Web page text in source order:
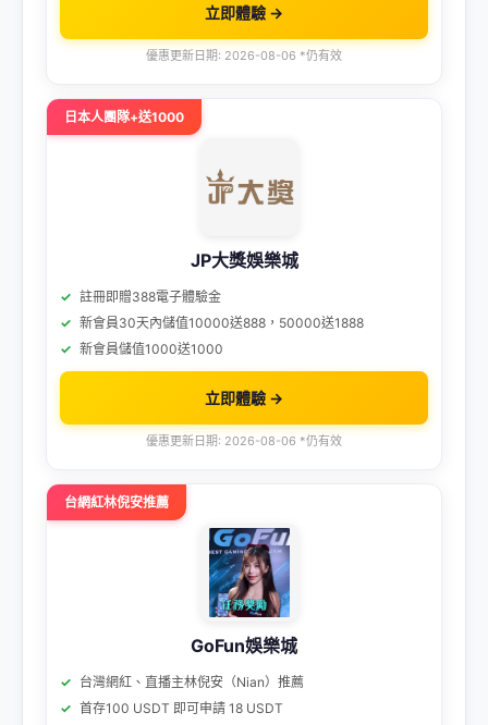
立即體驗 →
優惠更新日期: 2026-08-06 *仍有效
日本人團隊+送1000
JP大獎娛樂城
註冊即贈388電子體驗金
新會員30天內儲值10000送888，50000送1888
新會員儲值1000送1000
立即體驗 →
優惠更新日期: 2026-08-06 *仍有效
台網紅林倪安推薦
GoFun娛樂城
台灣網紅、直播主林倪安（Nian）推薦
首存100 USDT 即可申請 18 USDT